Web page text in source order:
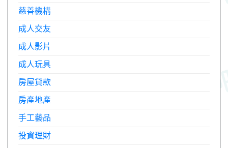
慈善機構
成人交友
成人影片
成人玩具
房屋貸款
房產地產
手工藝品
投資理財